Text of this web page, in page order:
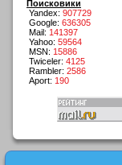
Поисковики
Yandex: 907729
Google: 636305
Mail: 141397
Yahoo: 59564
MSN: 15886
Twiceler: 4125
Rambler: 2586
Aport: 190